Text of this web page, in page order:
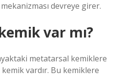
devreye girer.
var mı?
metatarsal kemiklere
vardır. Bu kemiklere